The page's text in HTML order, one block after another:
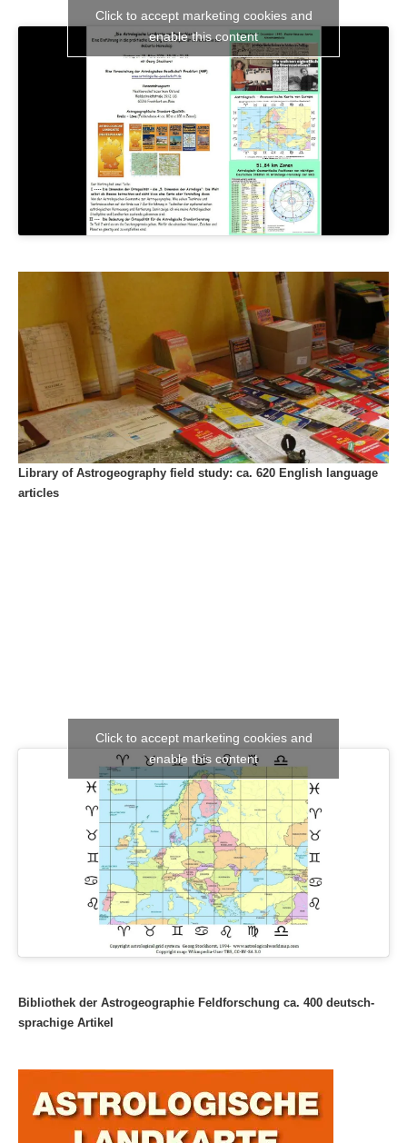
Click to accept marketing cookies and
enable this content
Library of Astrogeography field study: ca. 620 English language
articles
Click to accept marketing cookies and
enable this content
Bibliothek der Astrogeographie Feldforschung ca. 400 deutsch-
sprachige Artikel